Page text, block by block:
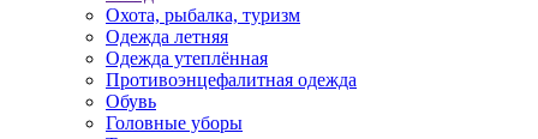
Охота, рыбалка, туризм
Одежда летняя
Одежда утеплённая
Противоэнцефалитная одежда
Обувь
Головные уборы